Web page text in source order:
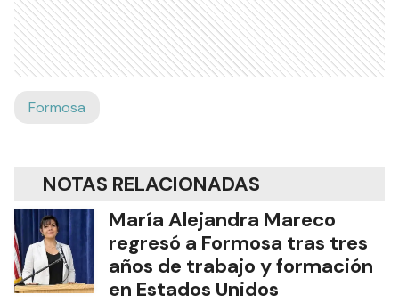
Formosa
NOTAS RELACIONADAS
María Alejandra Mareco
regresó a Formosa tras tres
años de trabajo y formación
en Estados Unidos